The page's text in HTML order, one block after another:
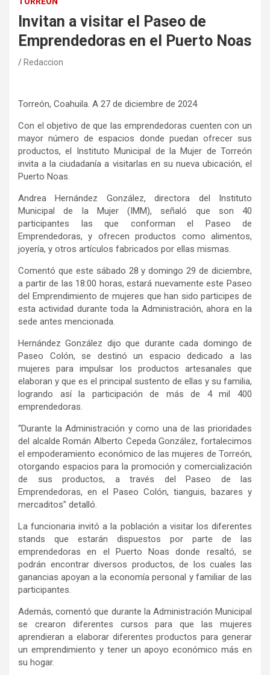
Invitan a visitar el Paseo de
Emprendedoras en el Puerto Noas
Redaccion
Torreón, Coahuila. A 27 de diciembre de 2024
Con el objetivo de que las emprendedoras cuenten con un
mayor número de espacios donde puedan ofrecer sus
productos, el Instituto Municipal de la Mujer de Torreón
invita a la ciudadanía a visitarlas en su nueva ubicación, el
Puerto Noas.
Andrea Hernández González, directora del Instituto
Municipal de la Mujer (IMM), señaló que son 40
participantes las que conforman el Paseo de
Emprendedoras, y ofrecen productos como alimentos,
joyería, y otros artículos fabricados por ellas mismas.
Comentó que este sábado 28 y domingo 29 de diciembre,
a partir de las 18:00 horas, estará nuevamente este Paseo
del Emprendimiento de mujeres que han sido participes de
esta actividad durante toda la Administración, ahora en la
sede antes mencionada.
Hernández González dijo que durante cada domingo de
Paseo Colón, se destinó un espacio dedicado a las
mujeres para impulsar los productos artesanales que
elaboran y que es el principal sustento de ellas y su familia,
logrando así la participación de más de 4 mil 400
emprendedoras.
“Durante la Administración y como una de las prioridades
del alcalde Román Alberto Cepeda González, fortalecimos
el empoderamiento económico de las mujeres de Torreón,
otorgando espacios para la promoción y comercialización
de sus productos, a través del Paseo de las
Emprendedoras, en el Paseo Colón, tianguis, bazares y
mercaditos” detalló.
La funcionaria invitó a la población a visitar los diferentes
stands que estarán dispuestos por parte de las
emprendedoras en el Puerto Noas donde resaltó, se
podrán encontrar diversos productos, de los cuales las
ganancias apoyan a la economía personal y familiar de las
participantes.
Además, comentó que durante la Administración Municipal
se crearon diferentes cursos para que las mujeres
aprendieran a elaborar diferentes productos para generar
un emprendimiento y tener un apoyo económico más en
su hogar.